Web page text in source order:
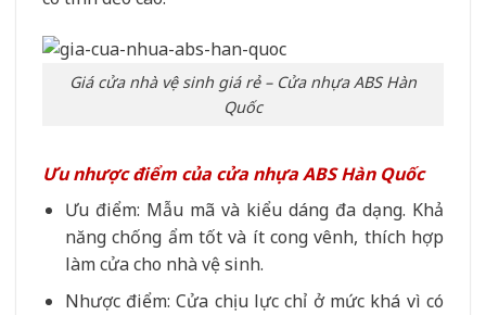
Giá cửa nhà vệ sinh giá rẻ – Cửa nhựa ABS Hàn
Quốc
Ưu nhược điểm của cửa nhựa ABS Hàn Quốc
Ưu điểm: Mẫu mã và kiểu dáng đa dạng. Khả
năng chống ẩm tốt và ít cong vênh, thích hợp
làm cửa cho nhà vệ sinh.
Nhược điểm: Cửa chịu lực chỉ ở mức khá vì có